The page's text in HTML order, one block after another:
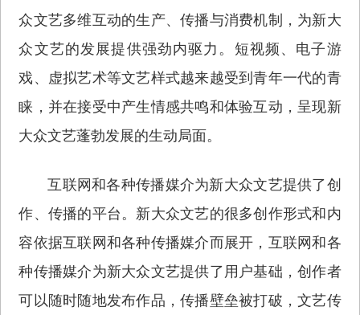
众文艺多维互动的生产、传播与消费机制，为新大
众文艺的发展提供强劲内驱力。短视频、电子游
戏、虚拟艺术等文艺样式越来越受到青年一代的青
睐，并在接受中产生情感共鸣和体验互动，呈现新
大众文艺蓬勃发展的生动局面。
互联网和各种传播媒介为新大众文艺提供了创
作、传播的平台。新大众文艺的很多创作形式和内
容依据互联网和各种传播媒介而展开，互联网和各
种传播媒介为新大众文艺提供了用户基础，创作者
可以随时随地发布作品，传播壁垒被打破，文艺传